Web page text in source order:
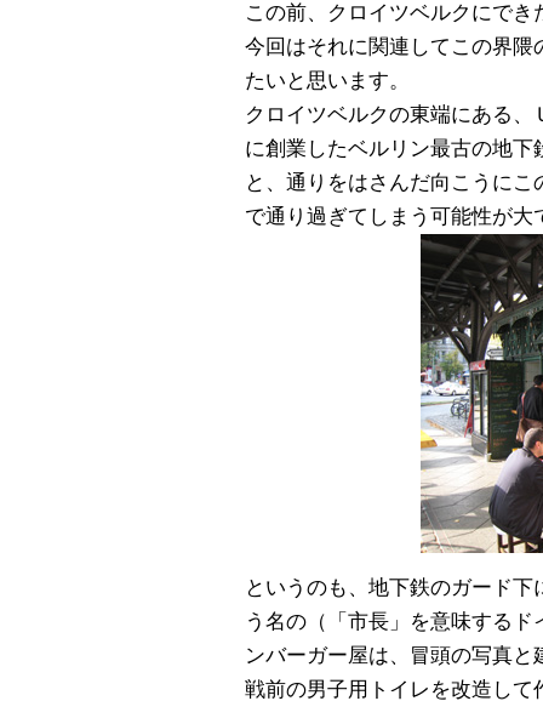
この前、クロイツベルクにで
今回はそれに関連してこの界
たいと思います。
クロイツベルクの東端にある
に創業したベルリン最古の地
と、通りをはさんだ向こうに
で通り過ぎてしまう可能性が大
というのも、地下鉄のガード
う名の（「市長」を意味する
ンバーガー屋は、冒頭の写真
戦前の男子用トイレを改造して